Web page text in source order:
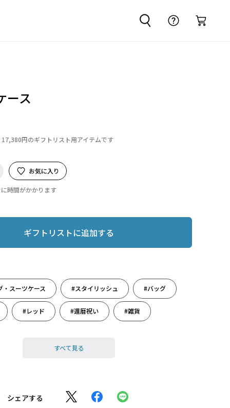
ース
17,380円のギフトリスト用アイテムです
お気に入り
時間がかかります
ギフトリストに追加する
スーツケース #スタイリッシュ #バッグ
#レッド #還暦祝い #雑貨
すべて見る
シェアする